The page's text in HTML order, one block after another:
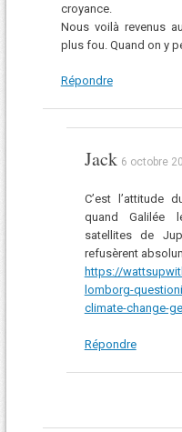
croyance.
Nous voilà revenus
plus fou. Quand on y
Répondre
Jack 6 octobre
C’est l’attitude
quand Galilée
satellites de
refusèrent
https://
lomborg-
climate-change-
Répondre